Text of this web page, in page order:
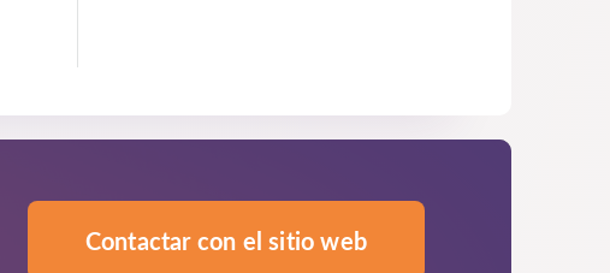
Contactar con el sitio web